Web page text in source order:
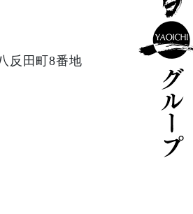
反田町8番地